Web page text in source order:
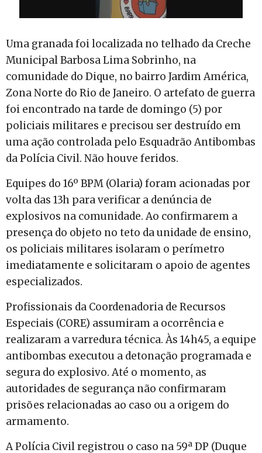
Uma granada foi localizada no telhado da Creche
Municipal Barbosa Lima Sobrinho, na
comunidade do Dique, no bairro Jardim América,
Zona Norte do Rio de Janeiro. O artefato de guerra
foi encontrado na tarde de domingo (5) por
policiais militares e precisou ser destruído em
uma ação controlada pelo Esquadrão Antibombas
da Polícia Civil. Não houve feridos.
Equipes do 16º BPM (Olaria) foram acionadas por
volta das 13h para verificar a denúncia de
explosivos na comunidade. Ao confirmarem a
presença do objeto no teto da unidade de ensino,
os policiais militares isolaram o perímetro
imediatamente e solicitaram o apoio de agentes
especializados.
Profissionais da Coordenadoria de Recursos
Especiais (CORE) assumiram a ocorrência e
realizaram a varredura técnica. Às 14h45, a equipe
antibombas executou a detonação programada e
segura do explosivo. Até o momento, as
autoridades de segurança não confirmaram
prisões relacionadas ao caso ou a origem do
armamento.
A Polícia Civil registrou o caso na 59ª DP (Duque